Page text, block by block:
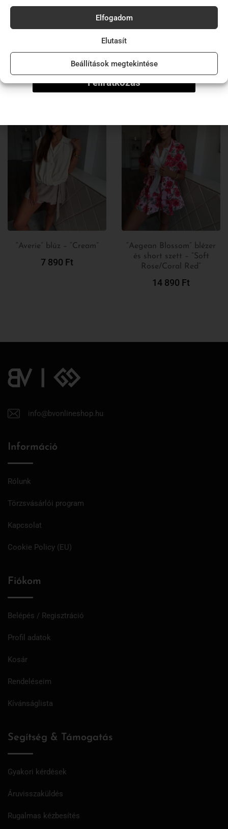
Elfogadom
Elutasít
Beállítások megtekintése
A modell által viselt méret: S
A modell méretei: 173 cm magas, 60 kg
Ezek a termékek is tetszhetnek…
Kosárba
“Averie” blúz – “Cream”
7 890 Ft
Opciók
Választása
“Aegean Blossom” blézer
és short szett – “Soft
Rose/Coral Red”
14 890 Ft
info@bvonlineshop.hu
Információ
Rólunk
Törzsvásárlói program
Kapcsolat
Cookie Policy (EU)
Fiókom
Belépés / Regisztráció
Profil adatok
Kosár
Rendeléseim
Kívánságlista
Segítség & Támogatás
Gyakori kérdések
Áruvisszaküldés
Rugalmas kézbesítés
Feliratkozás